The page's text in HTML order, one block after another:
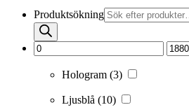
Produktsökning
Hologram (3)
Ljusblå (10)